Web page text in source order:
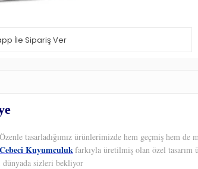
İle Sipariş Ver
tasarladığımız ürünlerimizde hem geçmiş hem
Cebeci Kuyumculukfarkıyla üretilmiş olan özel tasarım
dünyada sizleri bekliyor